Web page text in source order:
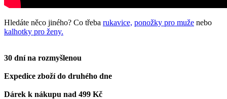
Hledáte něco jiného? Co třeba rukavice, ponožky pro muže nebo
kalhotky pro ženy.
30 dní na rozmyšlenou
Expedice zboží do druhého dne
Dárek k nákupu nad 499 Kč